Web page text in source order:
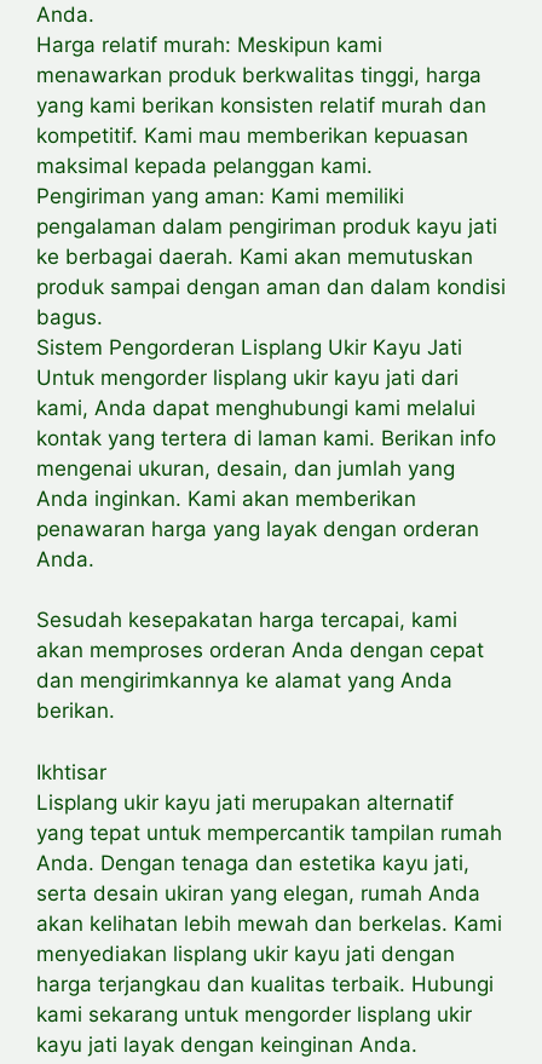
Anda.
Harga relatif murah: Meskipun kami
menawarkan produk berkwalitas tinggi, harga
yang kami berikan konsisten relatif murah dan
kompetitif. Kami mau memberikan kepuasan
maksimal kepada pelanggan kami.
Pengiriman yang aman: Kami memiliki
pengalaman dalam pengiriman produk kayu jati
ke berbagai daerah. Kami akan memutuskan
produk sampai dengan aman dan dalam kondisi
bagus.
Sistem Pengorderan Lisplang Ukir Kayu Jati
Untuk mengorder lisplang ukir kayu jati dari
kami, Anda dapat menghubungi kami melalui
kontak yang tertera di laman kami. Berikan info
mengenai ukuran, desain, dan jumlah yang
Anda inginkan. Kami akan memberikan
penawaran harga yang layak dengan orderan
Anda.
Sesudah kesepakatan harga tercapai, kami
akan memproses orderan Anda dengan cepat
dan mengirimkannya ke alamat yang Anda
berikan.
Ikhtisar
Lisplang ukir kayu jati merupakan alternatif
yang tepat untuk mempercantik tampilan rumah
Anda. Dengan tenaga dan estetika kayu jati,
serta desain ukiran yang elegan, rumah Anda
akan kelihatan lebih mewah dan berkelas. Kami
menyediakan lisplang ukir kayu jati dengan
harga terjangkau dan kualitas terbaik. Hubungi
kami sekarang untuk mengorder lisplang ukir
kayu jati layak dengan keinginan Anda.